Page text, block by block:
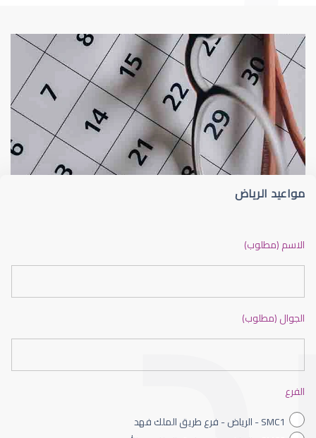
د أم كلثوم الحريريطبيب عيون
طبيب عيون شمال الرياض
مواعيد الرياض
الاسم (مطلوب)
الجوال (مطلوب)
الفرع
SMC1 - الرياض - فرع طريق الملك فهد